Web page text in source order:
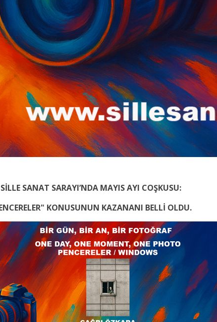
SİLLE SANAT SARAYI’NDA MAYIS AYI COŞKUSU:
KONUSUNUN KAZANANI BELLİ OLDU.